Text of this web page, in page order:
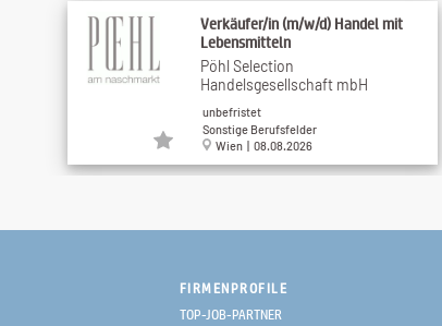
Verkäufer/in (m/w/d) Handel mit
Lebensmitteln
Pöhl Selection
Handelsgesellschaft mbH
unbefristet
Sonstige Berufsfelder
Wien | 08.08.2026
...
unbefristet
Sonstige Berufsfelder
FIRMENPROFILE
TOP-JOB-PARTNER